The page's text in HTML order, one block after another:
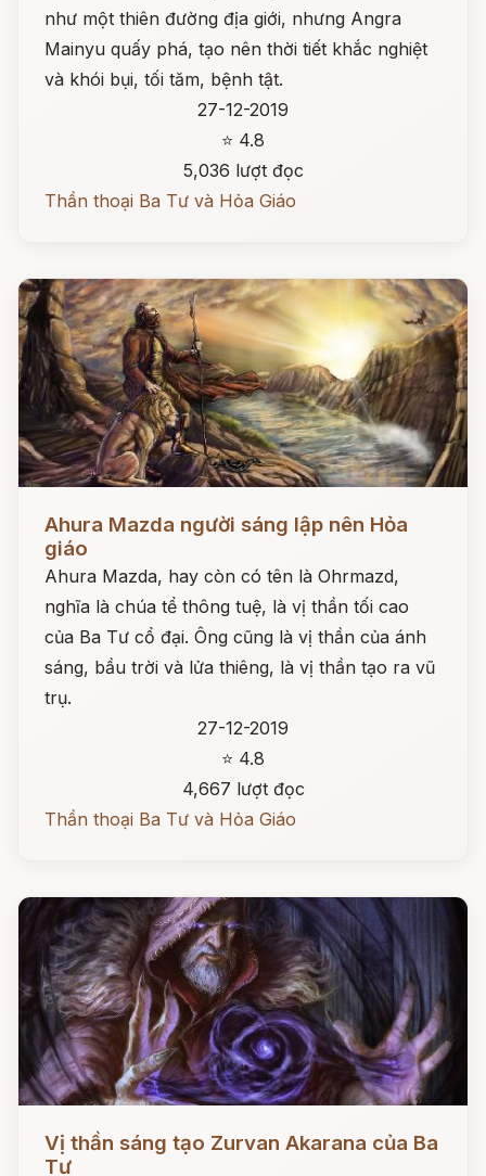
như một thiên đường địa giới, nhưng Angra
Mainyu quấy phá, tạo nên thời tiết khắc nghiệt
và khói bụi, tối tăm, bệnh tật.
27-12-2019
⭐ 4.8
5,036 lượt đọc
Thần thoại Ba Tư và Hỏa Giáo
Ahura Mazda người sáng lập nên Hỏa
giáo
Ahura Mazda, hay còn có tên là Ohrmazd,
nghĩa là chúa tể thông tuệ, là vị thần tối cao
của Ba Tư cổ đại. Ông cũng là vị thần của ánh
sáng, bầu trời và lửa thiêng, là vị thần tạo ra vũ
trụ.
27-12-2019
⭐ 4.8
4,667 lượt đọc
Thần thoại Ba Tư và Hỏa Giáo
Đọc ngay
Vị thần sáng tạo Zurvan Akarana của Ba
Tư